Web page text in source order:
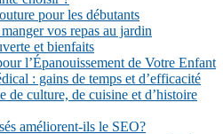
pour les débutants
vos repas au jardin
et bienfaits
l’Épanouissement de Votre Enfant
: gains de temps et d’efficacité
de culture, de cuisine et d’histoire
améliorent-ils le SEO?